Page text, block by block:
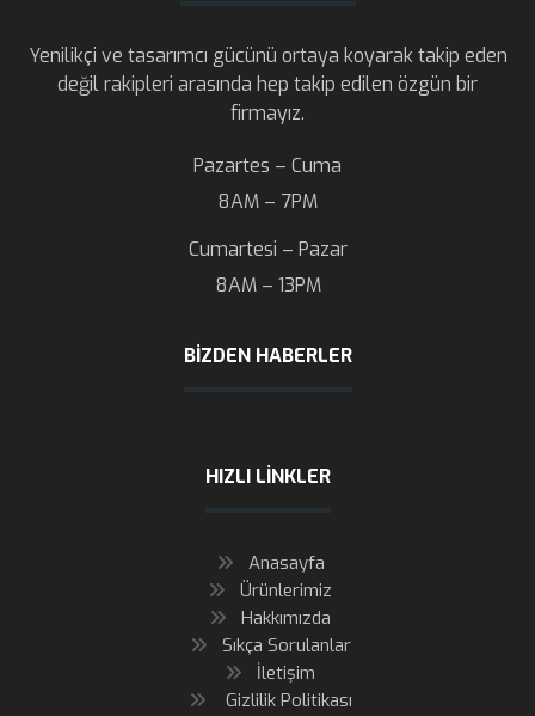
Yenilikçi ve tasarımcı gücünü ortaya koyarak takip eden
değil rakipleri arasında hep takip edilen özgün bir
firmayız.
Pazartes – Cuma
8AM – 7PM
Cumartesi – Pazar
8AM – 13PM
BIZDEN HABERLER
HIZLI LINKLER
Anasayfa
Ürünlerimiz
Hakkımızda
Sıkça Sorulanlar
İletişim
Gizlilik Politikası